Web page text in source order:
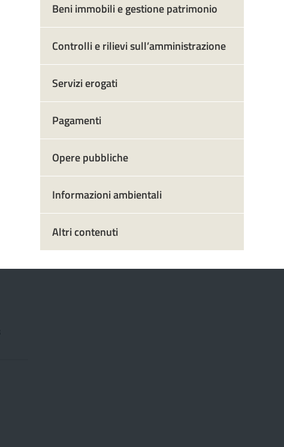
Beni immobili e gestione patrimonio
Controlli e rilievi sull’amministrazione
Servizi erogati
Pagamenti
Opere pubbliche
Informazioni ambientali
Altri contenuti